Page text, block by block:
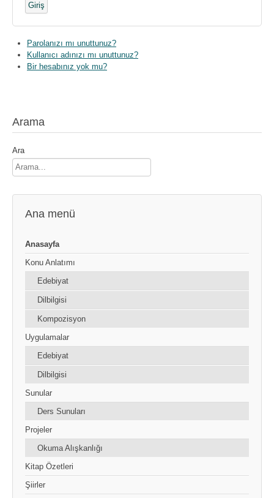
Giriş
Parolanızı mı unuttunuz?
Kullanıcı adınızı mı unuttunuz?
Bir hesabınız yok mu?
Arama
Ara
Ana menü
Anasayfa
Konu Anlatımı
Edebiyat
Dilbilgisi
Kompozisyon
Uygulamalar
Edebiyat
Dilbilgisi
Sunular
Ders Sunuları
Projeler
Okuma Alışkanlığı
Kitap Özetleri
Şiirler